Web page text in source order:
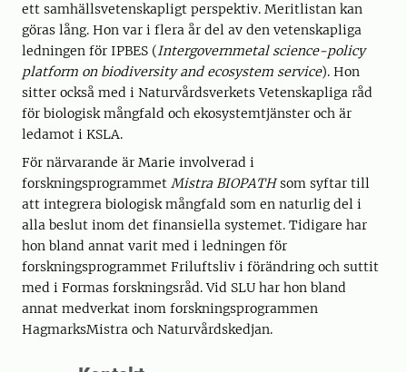
ett samhällsvetenskapligt perspektiv. Meritlistan kan
göras lång. Hon var i flera år del av den vetenskapliga
ledningen för IPBES (Intergovernmetal science-policy
platform on biodiversity and ecosystem service). Hon
sitter också med i Naturvårdsverkets Vetenskapliga råd
för biologisk mångfald och ekosystemtjänster och är
ledamot i KSLA.
För närvarande är Marie involverad i
forskningsprogrammet Mistra BIOPATHsom syftar till
att integrera biologisk mångfald som en naturlig del i
alla beslut inom det finansiella systemet. Tidigare har
hon bland annat varit med i ledningen för
forskningsprogrammet Friluftsliv i förändring och suttit
med i Formas forskningsråd. Vid SLU har hon bland
annat medverkat inom forskningsprogrammen
HagmarksMistra och Naturvårdskedjan.